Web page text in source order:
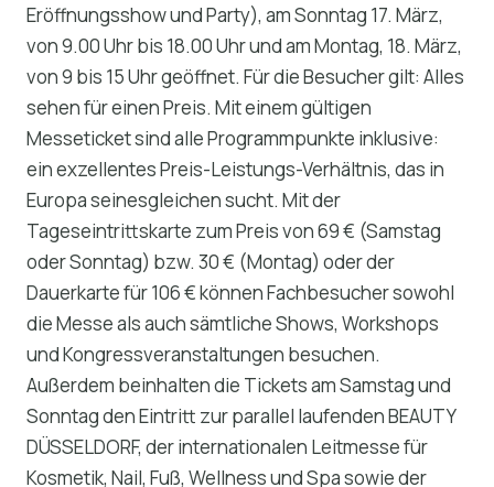
Eröffnungsshow und Party), am Sonntag 17. März,
von 9.00 Uhr bis 18.00 Uhr und am Montag, 18. März,
von 9 bis 15 Uhr geöffnet. Für die Besucher gilt: Alles
sehen für einen Preis. Mit einem gültigen
Messeticket sind alle Programmpunkte inklusive:
ein exzellentes Preis-Leistungs-Verhältnis, das in
Europa seinesgleichen sucht. Mit der
Tageseintrittskarte zum Preis von 69 € (Samstag
oder Sonntag) bzw. 30 € (Montag) oder der
Dauerkarte für 106 € können Fachbesucher sowohl
die Messe als auch sämtliche Shows, Workshops
und Kongressveranstaltungen besuchen.
Außerdem beinhalten die Tickets am Samstag und
Sonntag den Eintritt zur parallel laufenden BEAUTY
DÜSSELDORF, der internationalen Leitmesse für
Kosmetik, Nail, Fuß, Wellness und Spa sowie der